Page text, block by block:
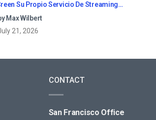
Su Propio Servicio De Streaming
Max Wilbert
21, 2026
CONTACT
San Francisco Office